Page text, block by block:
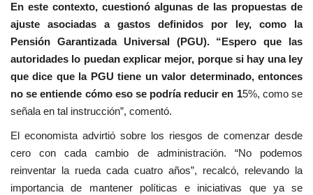
En este contexto, cuestionó algunas de las propuestas de
ajuste asociadas a gastos definidos por ley, como la
Pensión Garantizada Universal (PGU). “Espero que las
autoridades lo puedan explicar mejor, porque si hay una ley
que dice que la PGU tiene un valor determinado, entonces
no se entiende cómo eso se podría reducir en 15%, como se
señala en tal instrucción”, comentó.
El economista advirtió sobre los riesgos de comenzar desde
cero con cada cambio de administración. “No podemos
reinventar la rueda cada cuatro años”, recalcó, relevando la
importancia de mantener políticas e iniciativas que ya se